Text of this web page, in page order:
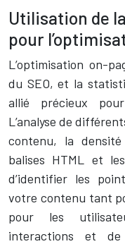
Utilisation de
pour
L’optimisation on-
du SEO, et la
allié précieux
L’analyse de
contenu, la
balises HTML et
d’identifier les
votre contenu tant
pour les
interactions et